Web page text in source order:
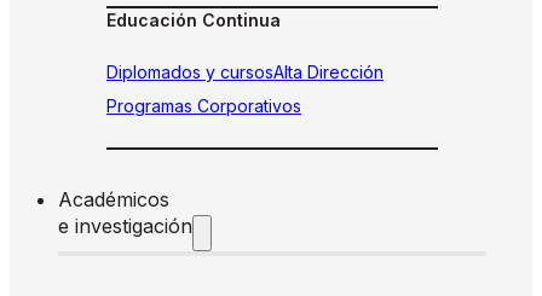
Educación Continua
Diplomados y cursosAlta Dirección
Programas Corporativos
Académicos
e investigación